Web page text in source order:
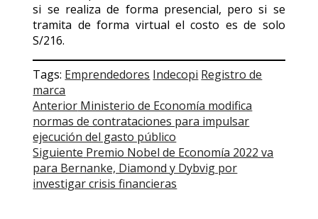
si se realiza de forma presencial, pero si se
tramita de forma virtual el costo es de solo
S/216.
Tags: Emprendedores Indecopi Registro de
marca
Post
navigation
Anterior Ministerio de Economía modifica
normas de contrataciones para impulsar
ejecución del gasto público
Siguiente Premio Nobel de Economía 2022 va
para Bernanke, Diamond y Dybvig por
investigar crisis financieras